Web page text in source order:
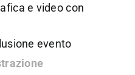
e video con
evento